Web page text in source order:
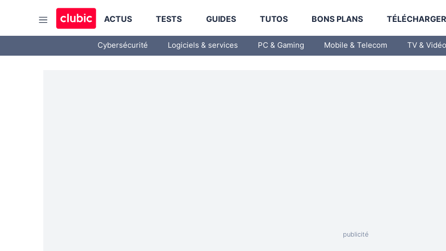
ACTUS TESTS GUIDES TUTOS BONS PLANS
Cybersécurité Logiciels & services PC & Gaming Mobile & Telecom TV & Vidéo